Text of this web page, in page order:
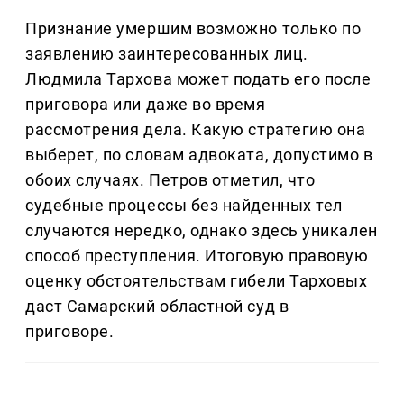
Признание умершим возможно только по
заявлению заинтересованных лиц.
Людмила Тархова может подать его после
приговора или даже во время
рассмотрения дела. Какую стратегию она
выберет, по словам адвоката, допустимо в
обоих случаях. Петров отметил, что
судебные процессы без найденных тел
случаются нередко, однако здесь уникален
способ преступления. Итоговую правовую
оценку обстоятельствам гибели Тарховых
даст Самарский областной суд в
приговоре.